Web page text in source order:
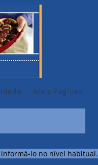
Mais Páginas
lo no nível habitual.